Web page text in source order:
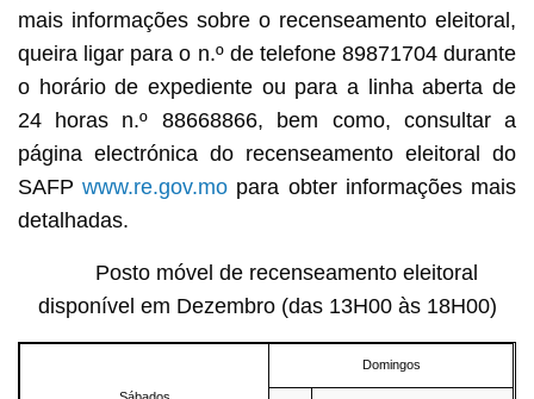
mais informações sobre o recenseamento eleitoral,
queira ligar para o n.º de telefone 89871704 durante
o horário de expediente ou para a linha aberta de
24 horas n.º 88668866, bem como, consultar a
página electrónica do recenseamento eleitoral do
SAFPwww.re.gov.mo para obter informações mais
detalhadas.
Posto móvel de recenseamento eleitoral
disponível em Dezembro (das 13H00 às 18H00)
Domingos